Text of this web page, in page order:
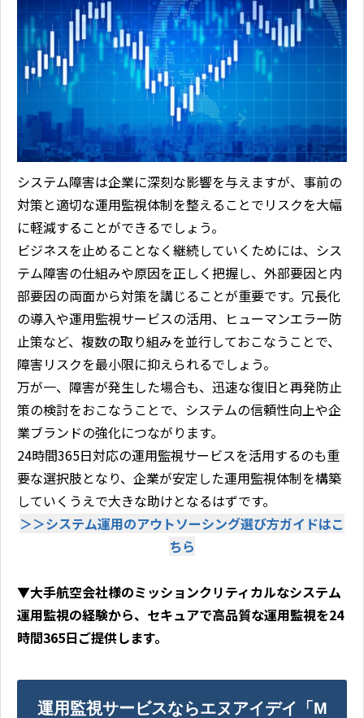
システム障害は企業に深刻な影響を与えますが、事前の
対策と適切な運用監視体制を整えることでリスクを大幅
に軽減することができるでしょう。
ビジネスを止めることなく継続していくためには、シス
テム障害の仕組みや原因を正しく把握し、外部要因と内
部要因の両面から対策を講じることが重要です。冗長化
の導入や運用監視サービスの活用、ヒューマンエラー防
止策など、複数の取り組みを並行しておこなうことで、
障害リスクを最小限に抑えられるでしょう。
万が一、障害が発生した場合も、迅速な復旧と再発防止
策の検討をおこなうことで、システムの信頼性向上や企
業ブランドの強化につながります。
24時間365日対応の運用監視サービスを活用するのも重
要な選択肢となり、企業が安定した運用監視体制を構築
していくうえで大きな助けとなるはずです。
＞＞システム運用のアウトソーシング選び方ガイドはこ
ちら
▼大手航空会社様のミッションクリティカルなシステム
運用監視の経験から、セキュアで高品質な運用監視を24
時間365日ご提供します。
運用監視サービスならエヌアイデイ「M